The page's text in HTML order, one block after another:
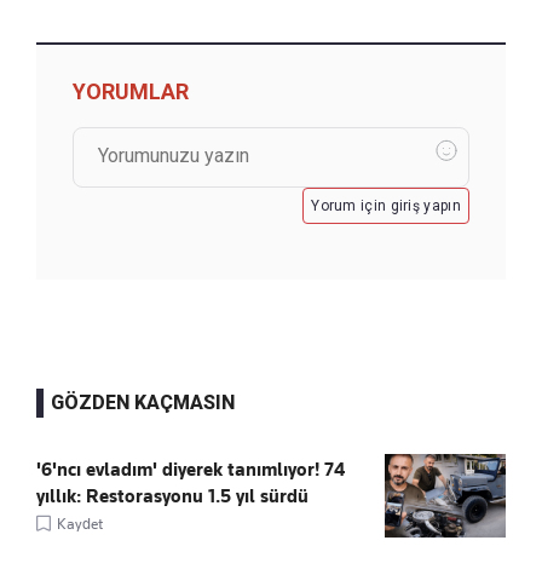
YORUMLAR
Yorum için giriş yapın
GÖZDEN KAÇMASIN
'6'ncı evladım' diyerek tanımlıyor! 74
yıllık: Restorasyonu 1.5 yıl sürdü
Kaydet